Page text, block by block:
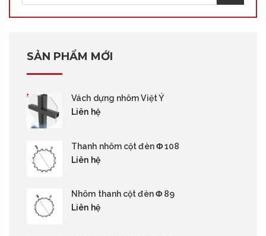
SẢN PHẨM MỚI
Vách dựng nhôm Việt Ý
Liên hệ
Thanh nhôm cột đèn Φ 108
Liên hệ
Nhôm thanh cột đèn Φ 89
Liên hệ